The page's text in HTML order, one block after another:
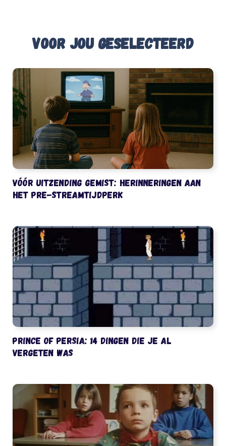
Voor jou geselecteerd
Vóór uitzending gemist: herinneringen aan
het pre-streamtijdperk
Prince of Persia: 14 dingen die je al
vergeten was